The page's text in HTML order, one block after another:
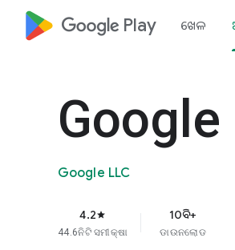
google_logo Play ଖେଳ
Google LLC
4.2star
44.6ନିଟି ସମୀକ୍ଷା
10ବି+
ଡାଉନଲୋଡ